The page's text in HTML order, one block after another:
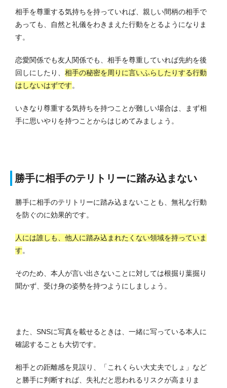
相手を尊重する気持ちを持っていれば、親しい間柄の相手で
あっても、自然と礼儀をわきまえた行動をとるようになりま
す。
恋愛関係でも友人関係でも、相手を尊重していれば先約を後
回しにしたり、 相手の秘密を周りに言いふらしたりする行動
はしないはずです。
いきなり尊重する気持ちを持つことが難しい場合は、まず相
手に思いやりを持つことからはじめてみましょう。
勝手に相手のテリトリーに踏み込まない
勝手に相手のテリトリーに踏み込まないことも、無礼な行動
を防ぐのに効果的です。
人には誰しも、他人に踏み込まれたくない領域を持っていま
す。
そのため、本人が言い出さないことに対しては根掘り葉掘り
聞かず、受け身の姿勢を持つようにしましょう。
また、SNSに写真を載せるときは、一緒に写っている本人に
確認することも大切です。
相手との距離感を見誤り、「これくらい大丈夫でしょ」など
と勝手に判断すれば、失礼だと思われるリスクが高まりま